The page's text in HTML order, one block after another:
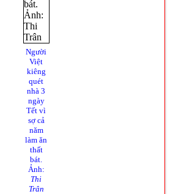
Người
Việt
kiêng
quét
nhà 3
ngày
Tết vì
sợ cả
năm
làm ăn
thất
bát.
Ảnh:
Thi
Trân